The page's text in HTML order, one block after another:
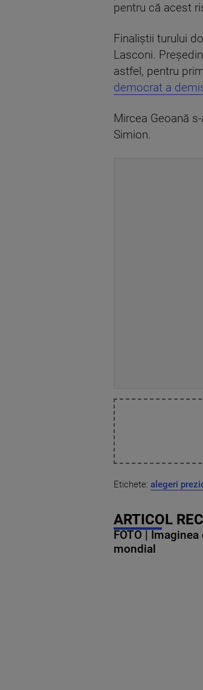
pentru că acest
Finaliştii turului
Lasconi.
astfel, pentru
democrat a
Mircea Geoană
Simion.
Etichete: alegeri
ARTICOL
FOTO |
mondial